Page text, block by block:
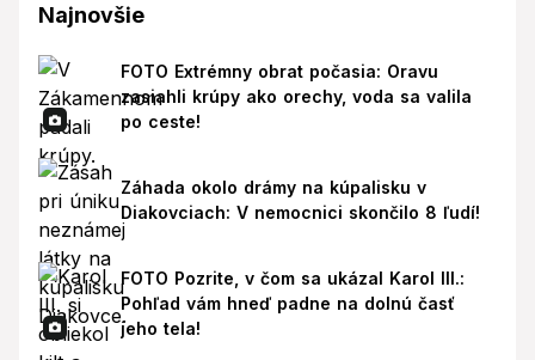
Najnovšie
FOTO Extrémny obrat počasia: Oravu
zasiahli krúpy ako orechy, voda sa valila
po ceste!
Záhada okolo drámy na kúpalisku v
Diakovciach: V nemocnici skončilo 8 ľudí!
FOTO Pozrite, v čom sa ukázal Karol III.:
Pohľad vám hneď padne na dolnú časť
jeho tela!